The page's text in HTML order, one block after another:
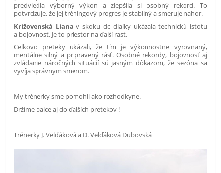
predviedla výborný výkon a zlepšila si osobný rekord. To
potvrdzuje, že jej tréningový progres je stabilný a smeruje nahor.
Križovenská Liana v skoku do diaľky ukázala technickú istotu
a bojovnosť. Je to priestor na ďalší rast.
Celkovo preteky ukázali, že tím je výkonnostne vyrovnaný,
mentálne silný a pripravený rásť. Osobné rekordy, bojovnosť aj
zvládanie náročných situácií sú jasným dôkazom, že sezóna sa
vyvíja správnym smerom.
My trénerky sme pomohli ako rozhodkyne.
Držíme palce aj do ďalších pretekov !
Trénerky J. Velďáková a D. Velďáková Dubovská